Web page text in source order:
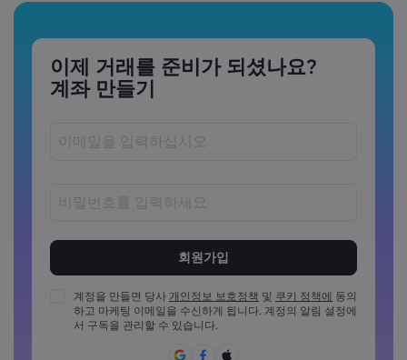
이제 거래를 준비가 되셨나요?
계좌 만들기
비밀번호는 최소 1개의 대문자를 포함해야 합니다
비밀번호는 최소 1개의 소문자를 포함해야 합니다
계정을 만들면 당사 개인정보 보호정책 및 쿠키 정책에 동의
하고 마케팅 이메일을 수신하게 됩니다. 계정의 알림 설정에
서 구독을 관리할 수 있습니다.